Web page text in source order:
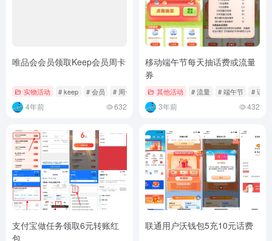
唯品会会员领取Keep会员周卡
实物活动 # keep # 会员 # 周卡
4年前 632
移动端午节每天抽话费或流量
券
其他活动 # 流量 # 端午节 # 话费
3年前 432
支付宝做任务领取6元转账红
包
联通用户沃钱包5充10元话费